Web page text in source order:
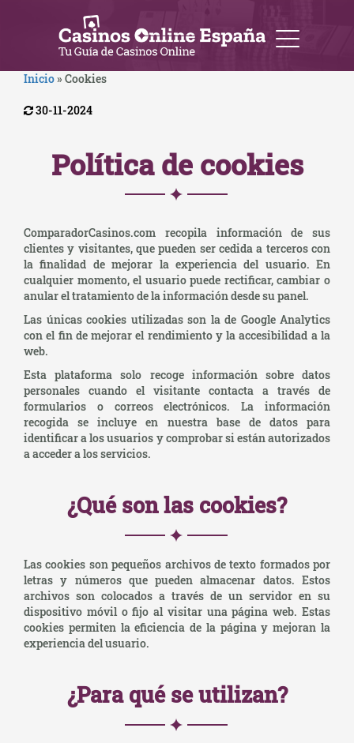
Inicio» Cookies
30-11-2024
Política de cookies
ComparadorCasinos.com recopila información de sus
clientes y visitantes, que pueden ser cedida a terceros con
la finalidad de mejorar la experiencia del usuario. En
cualquier momento, el usuario puede rectificar, cambiar o
anular el tratamiento de la información desde su panel.
Las únicas cookies utilizadas son la de Google Analytics
con el fin de mejorar el rendimiento y la accesibilidad a la
web.
Esta plataforma solo recoge información sobre datos
personales cuando el visitante contacta a través de
formularios o correos electrónicos. La información
recogida se incluye en nuestra base de datos para
identificar a los usuarios y comprobar si están autorizados
a acceder a los servicios.
¿Qué son las cookies?
Las cookies son pequeños archivos de texto formados por
letras y números que pueden almacenar datos. Estos
archivos son colocados a través de un servidor en su
dispositivo móvil o fijo al visitar una página web. Estas
cookies permiten la eficiencia de la página y mejoran la
experiencia del usuario.
¿Para qué se utilizan?